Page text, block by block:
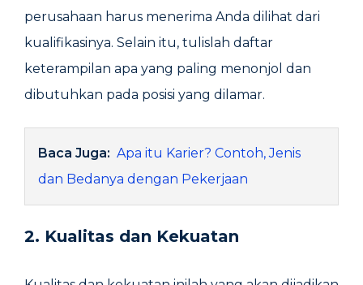
perusahaan harus menerima Anda dilihat dari
kualifikasinya. Selain itu, tulislah daftar
keterampilan apa yang paling menonjol dan
dibutuhkan pada posisi yang dilamar.
Baca Juga: Apa itu Karier? Contoh, Jenis
dan Bedanya dengan Pekerjaan
2. Kualitas dan Kekuatan